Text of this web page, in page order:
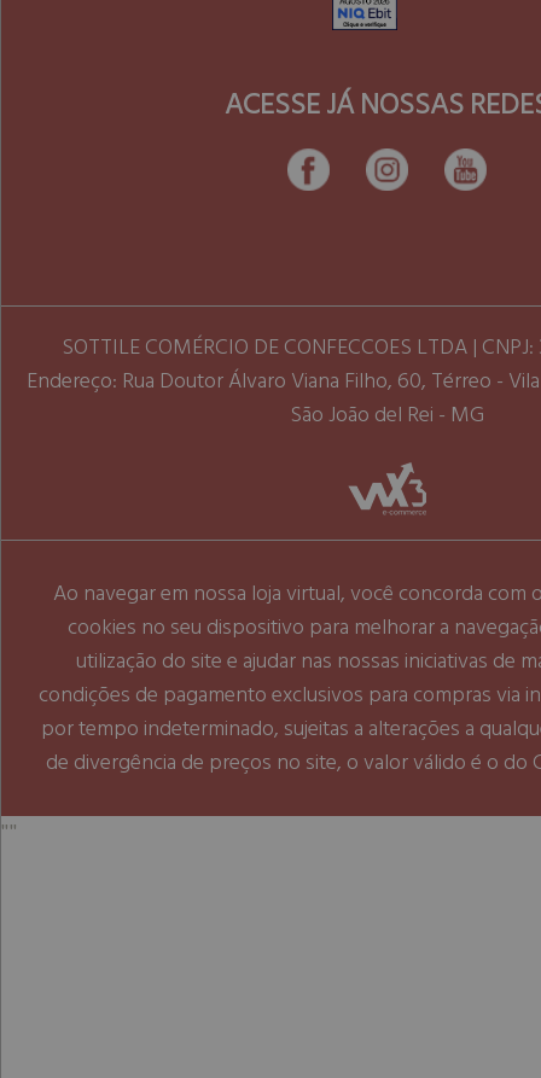
ACESSE JÁ NOSSAS
SOTTILE COMÉRCIO DE CONFECCOES LTDA |
Endereço: Rua Doutor Álvaro Viana Filho, 60, Térreo - Vila
São João del Rei - MG
Ao navegar em nossa loja virtual, você concorda com
cookies no seu dispositivo para melhorar a
utilização do site e ajudar nas nossas iniciativas de
condições de pagamento exclusivos para compras via
por tempo indeterminado, sujeitas a alterações a
de divergência de preços no site, o valor válido é o do
""